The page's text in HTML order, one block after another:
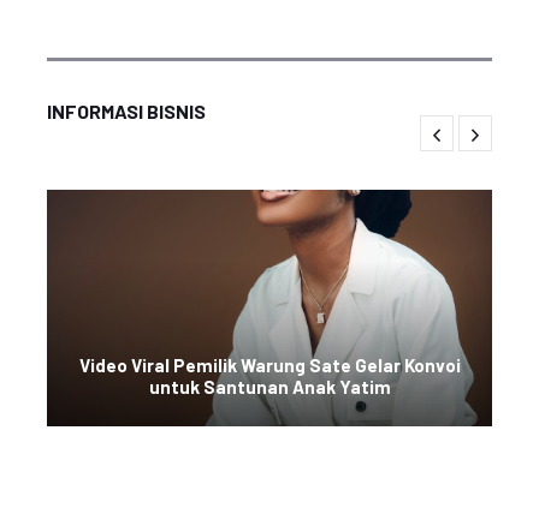
INFORMASI BISNIS
Video Viral Pemilik Warung Sate Gelar Konvoi
untuk Santunan Anak Yatim